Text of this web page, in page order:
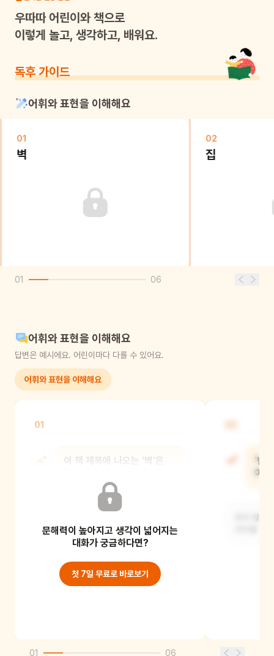
우따따어린이와 책으로
이렇게 놀고, 생각하고, 배워요.
독후 가이드
어휘와 표현을 이해해요
01
벽
02
집
01 06
어휘와 표현을 이해해요
답변은 예시에요. 어린이마다 다를 수 있어요.
어휘와 표현을 이해해요
01
이 책 제목에 나오는 '벽'은
많이 가진 사람과 적게 가진 사람을
나누는 보이지
문해력이 높아지고 생각이 넓어지는
대화가 궁금하다면?
첫 7일 무료로 바로보기
'빈
어
돈이 많은
01 06